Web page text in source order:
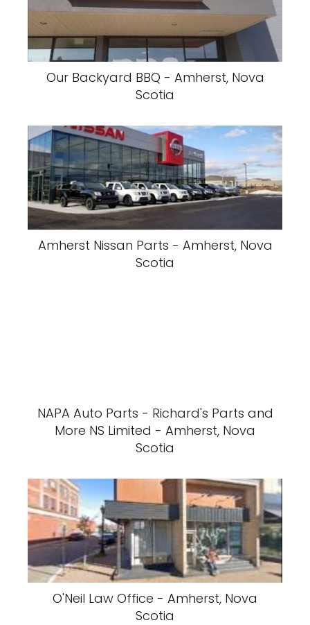
Our Backyard BBQ - Amherst, Nova
Scotia
Amherst Nissan Parts - Amherst, Nova
Scotia
NAPA Auto Parts - Richard's Parts and
More NS Limited - Amherst, Nova
Scotia
O'Neil Law Office - Amherst, Nova
Scotia